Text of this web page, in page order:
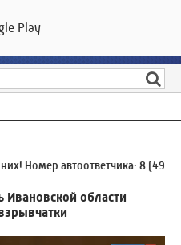
ГТРК «Ивтелерадио»
Номер автоответчика:8 (4932)
Ивановской области
Play